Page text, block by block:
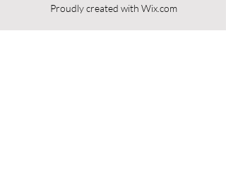
Proudly created with Wix.com